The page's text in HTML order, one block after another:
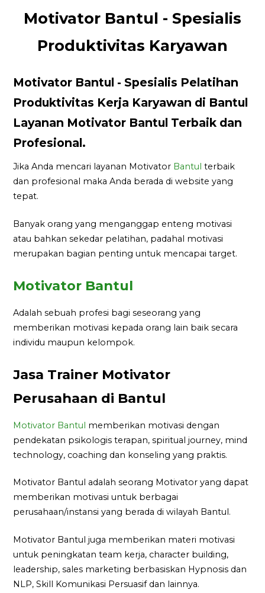
Motivator Bantul - Spesialis
Produktivitas Karyawan
Motivator Bantul - Spesialis Pelatihan
Produktivitas Kerja Karyawan di Bantul
Layanan Motivator Bantul Terbaik dan
Profesional.
Jika Anda mencari layanan Motivator Bantul terbaik
dan profesional maka Anda berada di website yang
tepat.
Banyak orang yang menganggap enteng motivasi
atau bahkan sekedar pelatihan, padahal motivasi
merupakan bagian penting untuk mencapai target.
Motivator Bantul
Adalah sebuah profesi bagi seseorang yang
memberikan motivasi kepada orang lain baik secara
individu maupun kelompok.
Jasa Trainer Motivator
Perusahaan di Bantul
Motivator Bantul memberikan motivasi dengan
pendekatan psikologis terapan, spiritual journey, mind
technology, coaching dan konseling yang praktis.
Motivator Bantul adalah seorang Motivator yang dapat
memberikan motivasi untuk berbagai
perusahaan/instansi yang berada di wilayah Bantul.
Motivator Bantul juga memberikan materi motivasi
untuk peningkatan team kerja, character building,
leadership, sales marketing berbasiskan Hypnosis dan
NLP, Skill Komunikasi Persuasif dan lainnya.